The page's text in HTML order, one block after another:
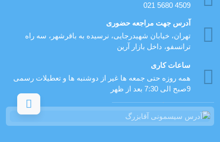
021 5680 4509
آدرس جهت مراجعه حضوری
تهران، خيابان شهيدرجايى، نرسیده به باقرشهر، سه راه
ترانسفو، داخل بازار آرین
ساعات کاری
همه روزه حتی جمعه ها غیر از دوشنبه ها و تعطیلات رسمی